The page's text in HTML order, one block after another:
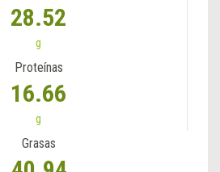
28.52
g
Proteínas
16.66
g
Grasas